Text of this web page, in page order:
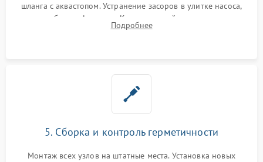
шланга с аквастопом. Устранение засоров в улитке насоса,
патрубках и фильтрах. Компонентный ремонт платы
управления, восстановление поврежденной проводки.
Подробнее
5. Сборка и контроль герметичности
Монтаж всех узлов на штатные места. Установка новых